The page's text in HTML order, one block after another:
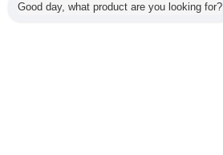
Good day, what product are you looking for?